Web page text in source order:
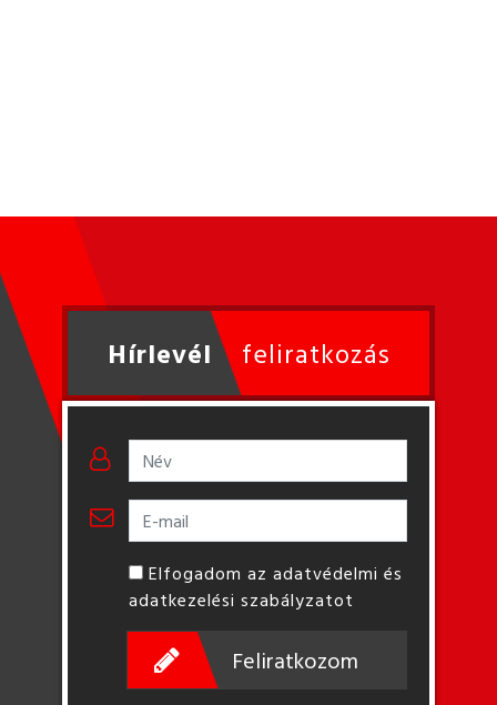
Hírlevél feliratkozás
Elfogadom az adatvédelmi és
adatkezelési szabályzatot
Feliratkozom